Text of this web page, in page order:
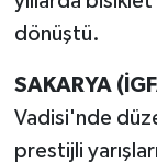
dönüştü.
SAKARYA
Vadisi'nde
prestijli